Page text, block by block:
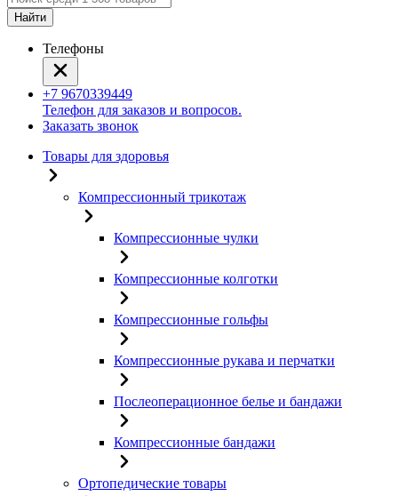
Найти
Телефоны
+7 9670339449
Телефон для заказов и вопросов.
Заказать звонок
Товары для здоровья
Компрессионный трикотаж
Компрессионные чулки
Компрессионные колготки
Компрессионные гольфы
Компрессионные рукава и перчатки
Послеоперационное белье и бандажи
Компрессионные бандажи
Ортопедические товары